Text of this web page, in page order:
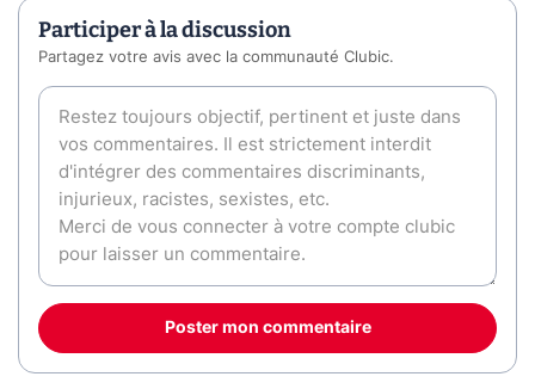
Participer à la discussion
Partagez votre avis avec la communauté Clubic.
Poster mon commentaire